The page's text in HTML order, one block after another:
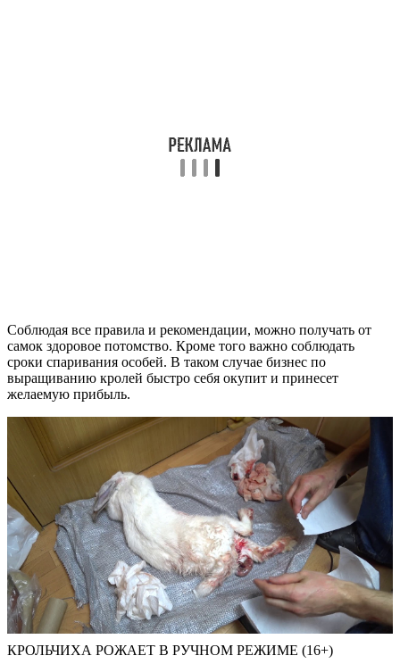
Соблюдая все правила и рекомендации, можно получать от
самок здоровое потомство. Кроме того важно соблюдать
сроки спаривания особей. В таком случае бизнес по
выращиванию кролей быстро себя окупит и принесет
желаемую прибыль.
КРОЛЬЧИХА РОЖАЕТ В РУЧНОМ РЕЖИМЕ (16+)